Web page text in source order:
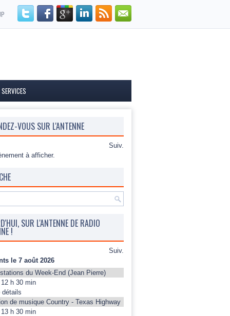
VOUS SUR L'ANTENNE
Suiv.
à afficher.
SUR L'ANTENNE DE RADIO
!
Suiv.
le 7 août 2026
du Week-End (Jean Pierre)
12 h 30 min
détails
de musique Country - Texas Highway
13 h 30 min